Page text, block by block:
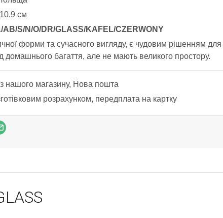
см
AB/S/N/O/DR/GLASS/KAFEL/CZERWONY
форми та сучасного вигляду, є чудовим рішенням для
домашнього багаття, але не мають великого простору.
нашого магазину, Нова пошта
розрахунком, передплата на картку